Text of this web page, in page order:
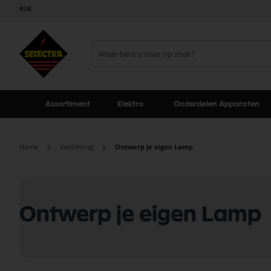
B2B
Assortiment Elektro Onderdelen Apparaten
Home Verlichting Ontwerp je eigen Lamp
Ontwerp je eigen Lamp